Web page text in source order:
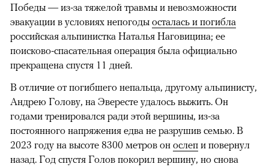
Победы — из-за тяжелой травмы и невозможности
эвакуации в условиях непогоды осталась и погибла
российская альпинистка Наталья Наговицина; ее
поисково-спасательная операция была официально
прекращена спустя 11 дней.
В отличие от погибшего непальца, другому альпинисту,
Андрею Голову, на Эвересте удалось выжить. Он
годами тренировался ради этой вершины, из-за
постоянного напряжения едва не разрушив семью. В
2023 году на высоте 8300 метров он ослеп и повернул
назад. Год спустя Голов покорил вершину, но снова